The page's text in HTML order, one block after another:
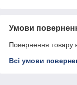
Умови
Повернення товару
Всі умови